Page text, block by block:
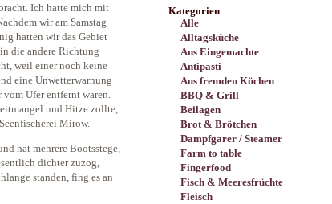
Kategorien
Alle
Alltagsküche
Ans Eingemachte
Antipasti
Aus fremden Küchen
BBQ & Grill
Beilagen
Brot & Brötchen
Dampfgarer / Steamer
Farm to table
Fingerfood
Fisch & Meeresfrüchte
Fleisch
Ich hatte mich mit
wir am Samstag
hatten wir das Gebiet
die andere Richtung
weil einer noch keine
eine Unwetterwarnung
Ufer entfernt waren.
und Hitze zollte,
Mirow.
hat mehrere Bootsstege,
dichter zuzog,
standen, fing es an